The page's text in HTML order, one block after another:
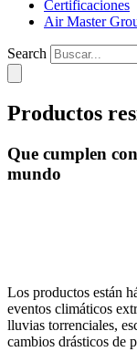
Certificaciones
Air Master
Search
Productos
Que cumplen
mundo
Los productos están
eventos climáticos
lluvias torrenciales,
cambios drásticos de